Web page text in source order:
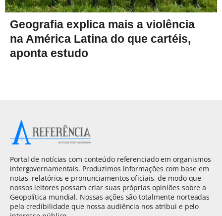
Geografia explica mais a violência
na América Latina do que cartéis,
aponta estudo
Portal de notícias com conteúdo referenciado em organismos
intergovernamentais. Produzimos informações com base em
notas, relatórios e pronunciamentos oficiais, de modo que
nossos leitores possam criar suas próprias opiniões sobre a
Geopolítica mundial. Nossas ações são totalmente norteadas
pela credibilidade que nossa audiência nos atribui e pelo